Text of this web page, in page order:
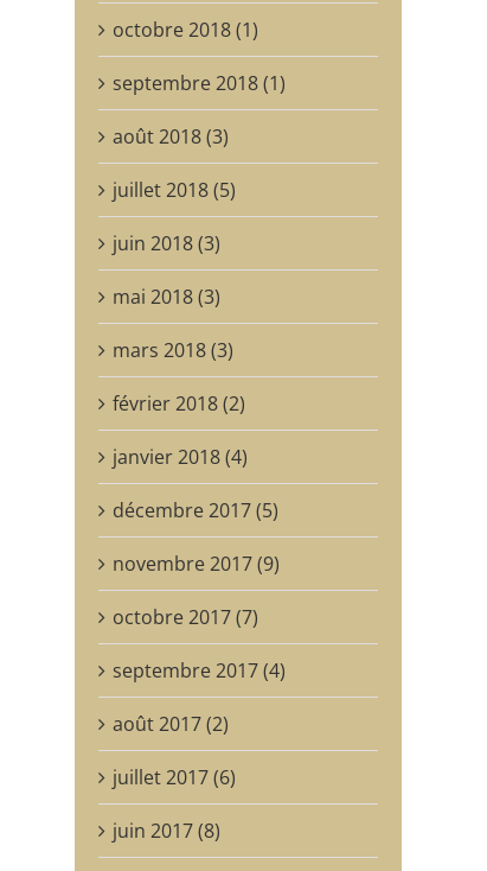
octobre 2018 (1)
septembre 2018 (1)
août 2018 (3)
juillet 2018 (5)
juin 2018 (3)
mai 2018 (3)
mars 2018 (3)
février 2018 (2)
janvier 2018 (4)
décembre 2017 (5)
novembre 2017 (9)
octobre 2017 (7)
septembre 2017 (4)
août 2017 (2)
juillet 2017 (6)
juin 2017 (8)